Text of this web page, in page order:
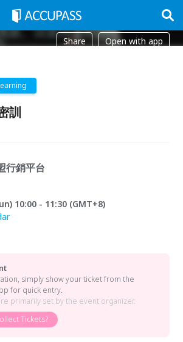
Share Open with app
訓
行銷平台
10:00 - 11:30 (GMT+8)
simply show your ticket from the
for quick entry.
primarily set by the event organizer.
Tickets?